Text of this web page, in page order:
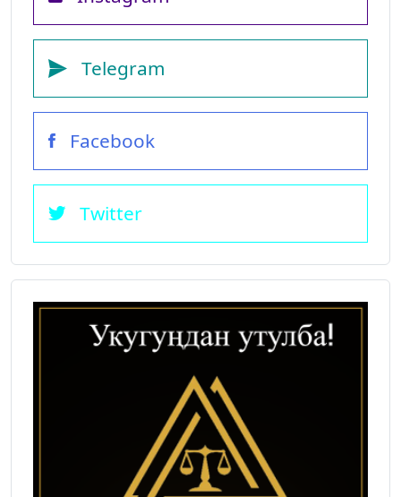
Telegram
Facebook
Twitter